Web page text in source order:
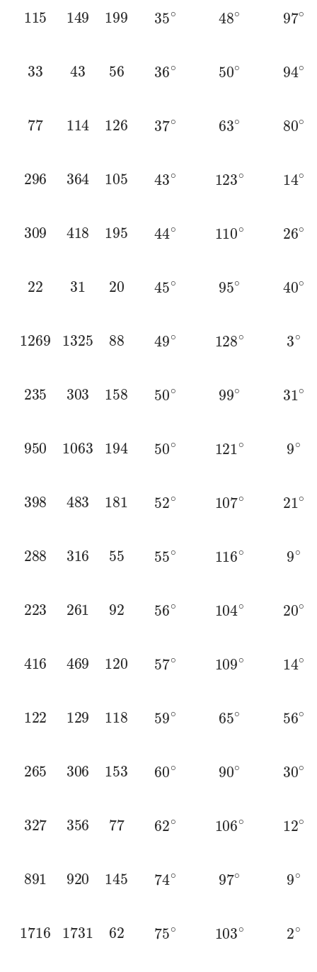
115 149 199 35∘ 48∘ 97∘
33 43 56 36∘ 50∘ 94∘
77 114 126 37∘ 63∘ 80∘
296 364 105 43∘ 123∘ 14∘
309 418 195 44∘ 110∘ 26∘
22 31 20 45∘ 95∘ 40∘
1269 1325 88 49∘ 128∘ 3∘
235 303 158 50∘ 99∘ 31∘
950 1063 194 50∘ 121 ∘ 9∘
398 483 181 52∘ 107∘ 21∘
288 316 55 55∘ 116∘ 9∘
223 261 92 56∘ 104∘ 20∘
416 469 120 57∘ 109∘ 14∘
122 129 118 59∘ 65∘ 56∘
265 306 153 60∘ 90∘ 30∘
327 356 77 62∘ 106∘ 12∘
891 920 145 74∘ 97∘ 9∘
1716 1731 62 75∘ 103∘ 2∘